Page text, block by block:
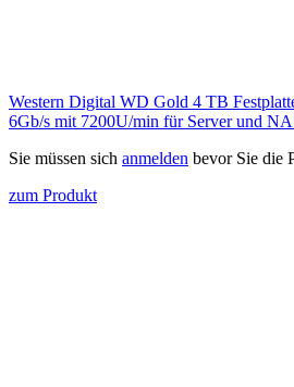
Western Digital WD Gold 4 TB
6Gb/s mit 7200U/min für Server und
Sie müssen sich anmelden bevor Sie die
zum Produkt